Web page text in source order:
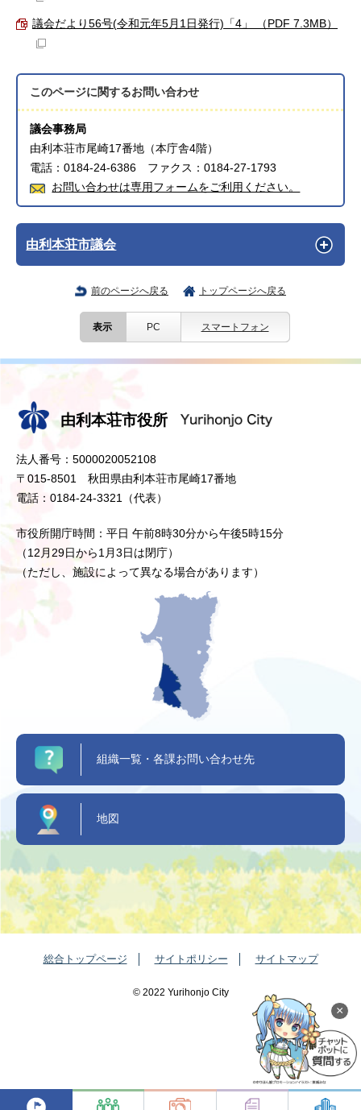
議会だより56号(令和元年5月1日発行)「4」 （PDF 7.3MB）
このページに関するお問い合わせ
議会事務局
由利本荘市尾崎17番地（本庁舎4階）
電話：0184-24-6386 ファクス：0184-27-1793
お問い合わせは専用フォームをご利用ください。
由利本荘市議会
前のページへ戻る トップページへ戻る
表示 PC スマートフォン
×
由利本荘市役所
法人番号：5000020052108
〒015-8501 秋田県由利本荘市尾崎17番地
電話：0184-24-3321（代表）
市役所開庁時間：平日 午前8時30分から午後5時15分
（12月29日から1月3日は閉庁）
（ただし、施設によって異なる場合があります）
組織一覧・各課お問い合わせ先
地図
総合トップページ サイトポリシー サイトマップ
©️ 2022 Yurihonjo City